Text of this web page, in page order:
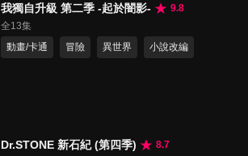
我獨自升級 第二季 -起於闇影-
9.8
全13集
動畫/卡通
冒險 異世界 小說改編
Dr.STONE 新石紀 (第四季)
8.7